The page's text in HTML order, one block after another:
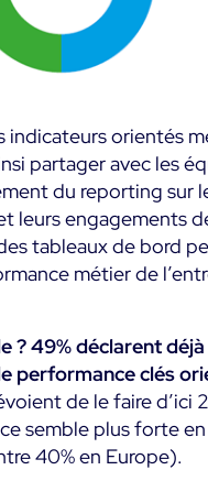
indicateurs orientés
partager avec les
du reporting sur
leurs engagements
tableaux de bord
métier de
? 49% déclarent
performance clés
de le faire d’ici
semble plus forte
40% en Europe).